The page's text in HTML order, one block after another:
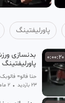
پاورلیفتینگ
0:00:20
بدنسازی
حنا فالو= فالوبک
23 بازدید • 2 ماه پیش